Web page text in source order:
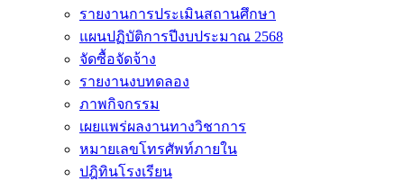
รายงานการประเมินสถานศึกษา
แผนปฏิบัติการปีงบประมาณ 2568
จัดซื้อจัดจ้าง
รายงานงบทดลอง
ภาพกิจกรรม
เผยแพร่ผลงานทางวิชาการ
หมายเลขโทรศัพท์ภายใน
ปฎิทินโรงเรียน